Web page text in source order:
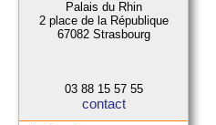
Palais du Rhin
2 place de la République
67082 Strasbourg
03 88 15 57 55
contact